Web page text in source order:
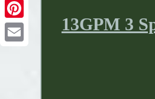
13GPM 3